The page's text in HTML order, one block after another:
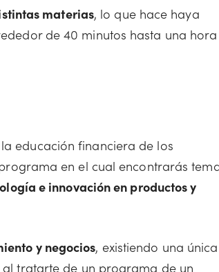
materias, lo que hace haya
de 40 minutos hasta una
educación financiera de los
en el cual encontrarás
e innovación en productos y
y negocios, existiendo una única
tratarte de un programa de un